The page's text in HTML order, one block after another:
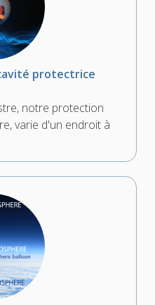
protectrice
notre protection
varie d'un endroit à